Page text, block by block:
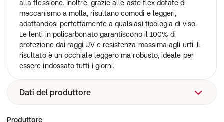
alla flessione. Inoltre, grazie alle aste flex dotate di
meccanismo a molla, risultano comodi e leggeri,
adattandosi perfettamente a qualsiasi tipologia di viso.
Le lenti in policarbonato garantiscono il 100% di
protezione dai raggi UV e resistenza massima agli urti. Il
risultato è un occhiale leggero ma robusto, ideale per
essere indossato tutti i giorni.
Dati del produttore
Weby SRL - Via Sistina 121 Roma 00187 IT
Produttore